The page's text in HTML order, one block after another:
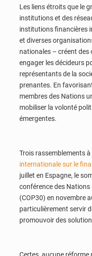
Les liens étroits que le
institutions et des
institutions financières
et diverses
nationales – créent
engager les décideurs
représentants de la
prenantes. En
membres des Nations
mobiliser la volonté
émergentes.
Trois rassemblements à
internationale sur le
juillet en Espagne, le
conférence des
(COP30) en novembre
particulièrement servir
promouvoir des